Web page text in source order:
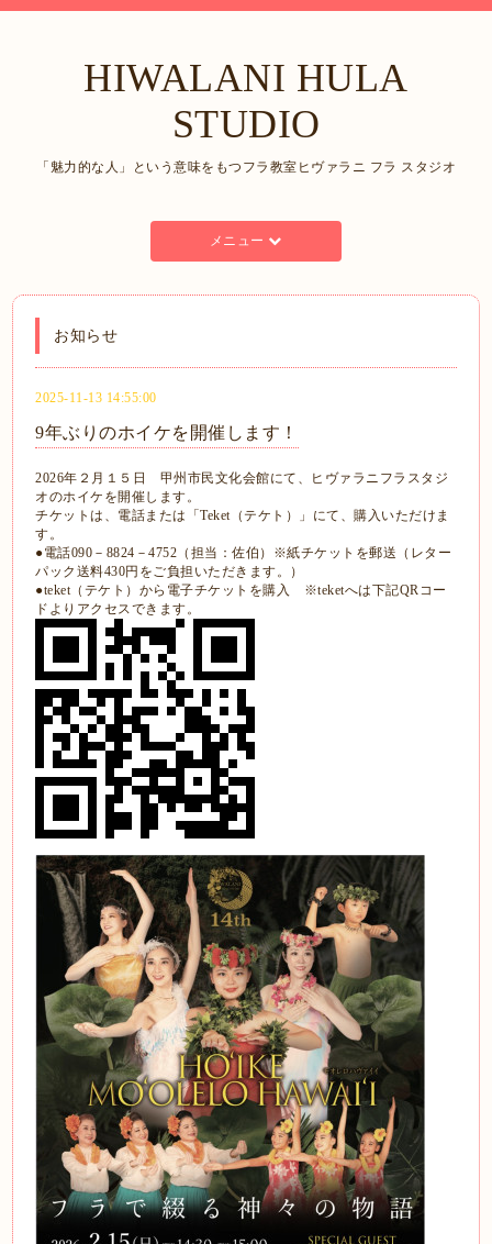
HIWALANI HULA
STUDIO
「魅力的な人」という意味をもつフラ教室ヒヴァラニ フラ スタジオ
メニュー
お知らせ
2025-11-13 14:55:00
9年ぶりのホイケを開催します！
2026年２月１５日 甲州市民文化会館にて、ヒヴァラニフラスタジ
オのホイケを開催します。
チケットは、電話または「Teket（テケト）」にて、購入いただけま
す。
●電話090－8824－4752（担当：佐伯）※紙チケットを郵送（レター
パック送料430円をご負担いただきます。）
●teket（テケト）から電子チケットを購入 ※teketへは下記QRコー
ドよりアクセスできます。